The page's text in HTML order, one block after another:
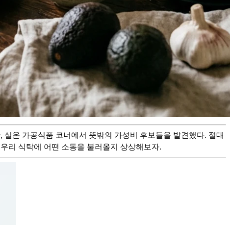
온 가공식품 코너에서 뜻밖의 가성비 후보들을 발견했다. 절대
리 식탁에 어떤 소동을 불러올지 상상해보자.